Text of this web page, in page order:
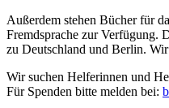
Außerdem stehen Bücher für
Fremdsprache zur Verfügung.
zu Deutschland und Berlin.
Wir suchen Helferinnen und
Für Spenden bitte melden bei: